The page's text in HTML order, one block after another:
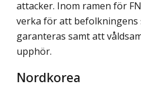
attacker. Inom ramen för
verka för att befolkningens
garanteras samt att
upphör.
Nordkorea